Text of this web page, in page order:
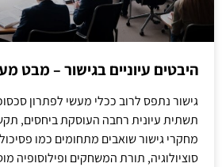
היבטים עיוניים בגישור – מבט
גישור נתפס לרוב ככלי מעשי לפתרון
תשתית עיונית רחבה העוסקת ביחסים,
מחקרי גישור שואבים מתחומים כמו
סוציולוגיה, תורת המשחקים ופילוסופיה